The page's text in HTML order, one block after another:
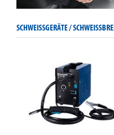
SCHWEISSGERÄTE /